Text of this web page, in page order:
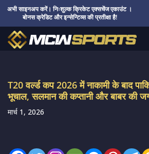
अभी साइनअप करें। निःशुल्क क्रिकेट एक्सचेंज एकाउंट ।
बोनस क्रेडिट और इन्सेन्टिव्स की प्रतीक्षा है!
T20 वर्ल्ड कप 2026 में नाकामी के बाद
भूचाल, सलमान की कप्तानी और बाबर की
मार्च 1, 2026